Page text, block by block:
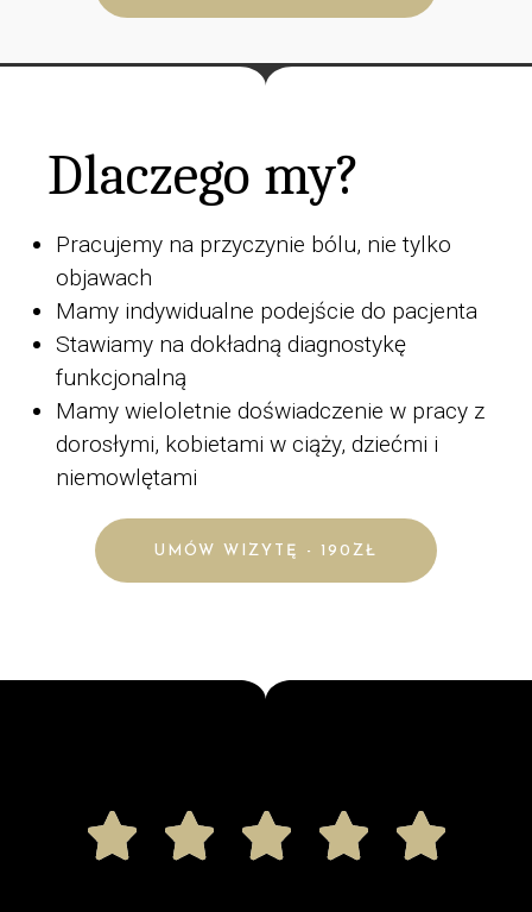
Dlaczego my?
Pracujemy na przyczynie bólu, nie tylko
objawach
Mamy indywidualne podejście do pacjenta
Stawiamy na dokładną diagnostykę
funkcjonalną
Mamy wieloletnie doświadczenie w pracy z
dorosłymi, kobietami w ciąży, dziećmi i
niemowlętami
UMÓW WIZYTĘ - 190ZŁ